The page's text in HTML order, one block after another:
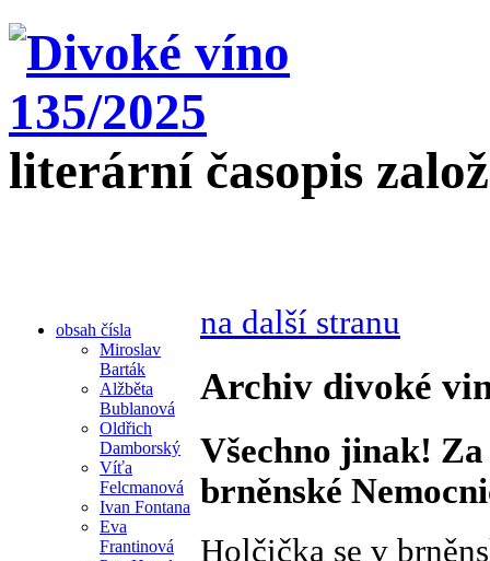
literární časopis
obsah čísla
Miroslav
Barták
Alžběta
Bublanová
Oldřich
Damborský
Víťa
Felcmanová
Ivan Fontana
Eva
Frantinová
na další stranu
Archiv divoké
Všechno jinak!
brněnské
Holčička se v